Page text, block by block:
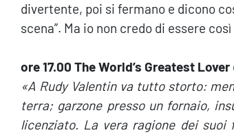
divertente, poi si fermano e dicono
scena”. Ma io non credo di essere
ore 17.00 The World’s Greatest Lover
«A Rudy Valentin va tutto storto:
terra; garzone presso un fornaio,
licenziato. La vera ragione dei